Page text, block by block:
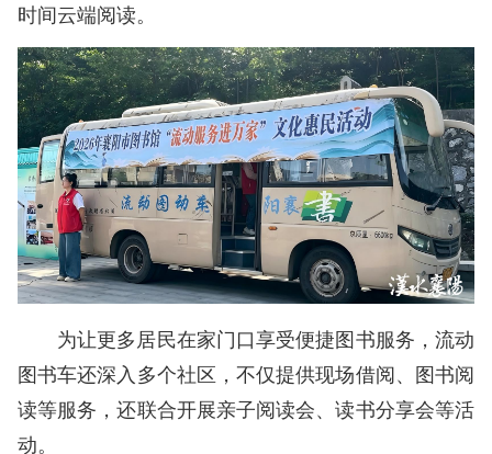
时间云端阅读。
为让更多居民在家门口享受便捷图书服务，流动
图书车还深入多个社区，不仅提供现场借阅、图书阅
读等服务，还联合开展亲子阅读会、读书分享会等活
动。